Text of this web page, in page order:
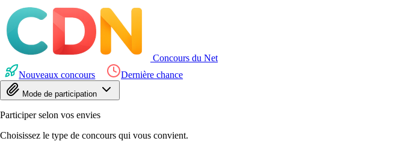
Concours du Net
Nouveaux concours
Dernière chance
Mode de participation
Participer selon vos envies
Choisissez le type de concours qui vous convient.